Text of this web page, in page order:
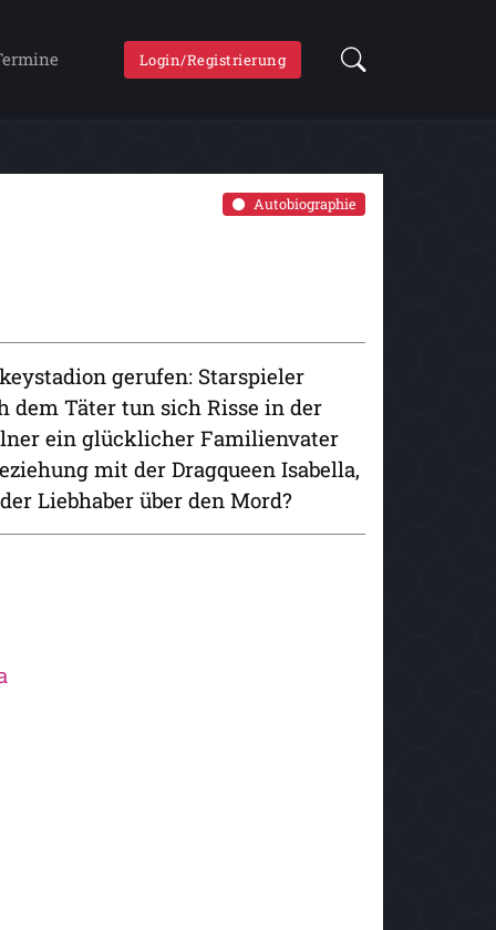
Login/Registrierung
Autobiographie
gerufen: Starspieler
dem Täter tun sich Risse in der
ein glücklicher Familienvater
mit der Dragqueen Isabella,
Liebhaber über den Mord?